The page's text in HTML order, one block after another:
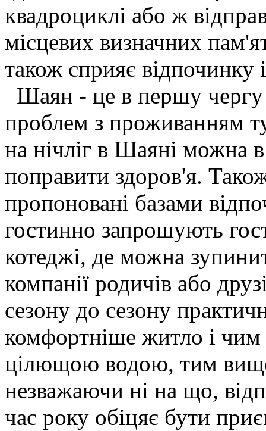
квадроциклі або ж
місцевих визначних
також сприяє відпочинку
Шаян - це в першу чергу
проблем з проживанням
на нічліг в Шаяні можна
поправити здоров'я.
пропоновані базами
гостинно запрошують
котеджі, де можна
компанії родичів або
сезону до сезону
комфортніше житло і
цілющою водою, тим
незважаючи ні на що,
час року обіцяє бути